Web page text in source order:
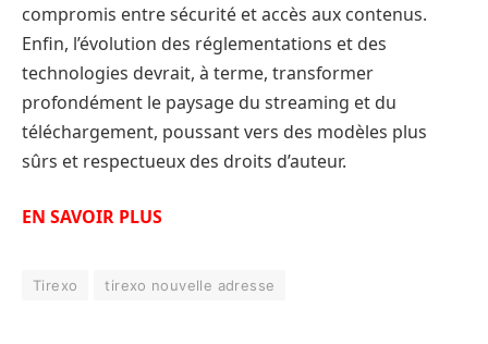
compromis entre sécurité et accès aux contenus.
Enfin, l’évolution des réglementations et des
technologies devrait, à terme, transformer
profondément le paysage du streaming et du
téléchargement, poussant vers des modèles plus
sûrs et respectueux des droits d’auteur.
EN SAVOIR PLUS
Tirexo tirexo nouvelle adresse